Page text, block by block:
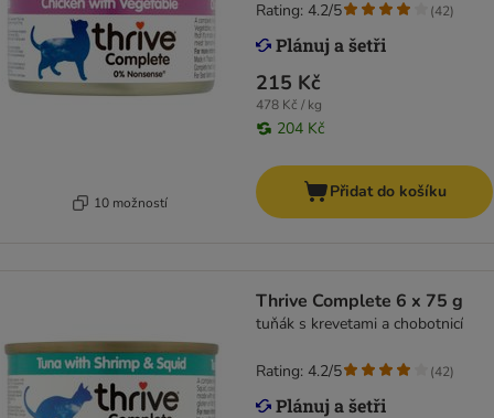
10 možností
215 Kč
478 Kč / kg
204 Kč
Rating: 4.2/5 (42)
Přidat do košíku
Thrive Complete 6 x 75 g
tuňák s krevetami a chobotnicí
Rating: 4.2/5 (42)